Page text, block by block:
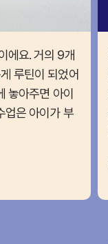
에요. 거의 9개
루틴이 되었어
놓아주면 아이
업은 아이가 부